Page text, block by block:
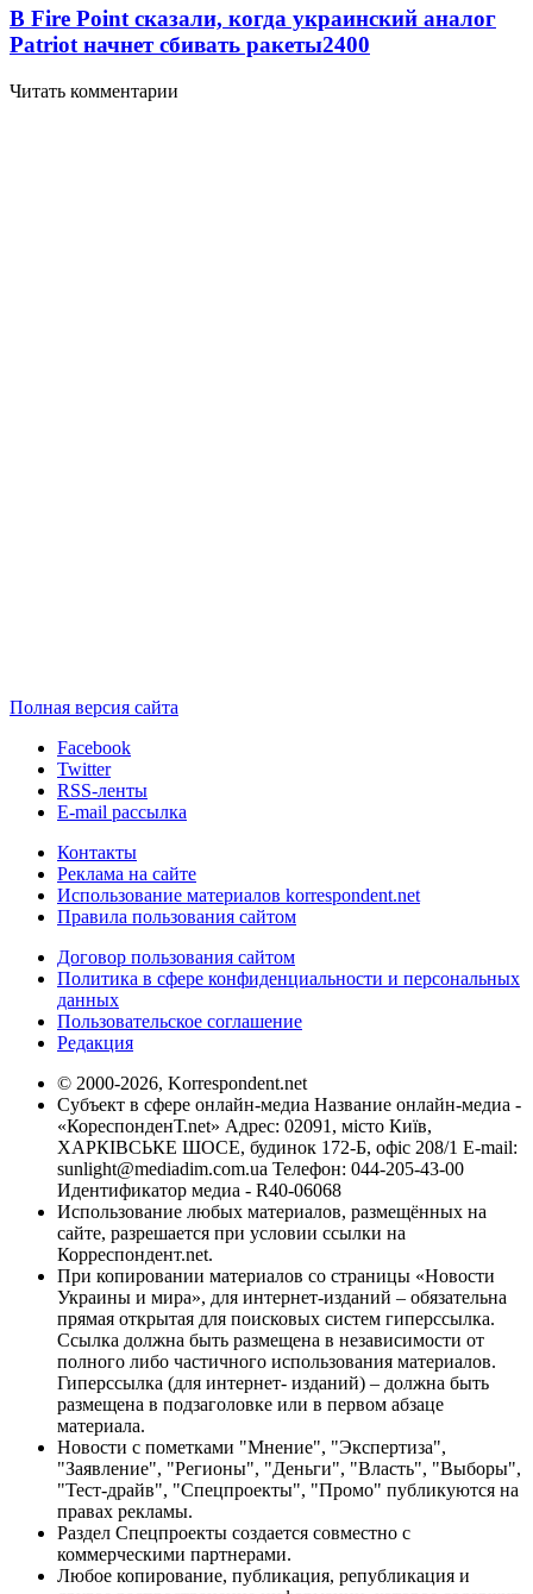
В Fire Point сказали, когда украинский аналог
Patriot начнет сбивать ракеты2400
Читать комментарии
Полная версия сайта
Facebook
Twitter
RSS-ленты
E-mail рассылка
Контакты
Реклама на сайте
Использование материалов korrespondent.net
Правила пользования сайтом
Договор пользования сайтом
Политика в сфере конфиденциальности и персональных
данных
Пользовательское соглашение
Редакция
© 2000-2026, Korrespondent.net
Субъект в сфере онлайн-медиа Название онлайн-медиа -
«КореспонденТ.net» Адрес: 02091, місто Київ,
ХАРКІВСЬКЕ ШОСЕ, будинок 172-Б, офіс 208/1 E-mail:
sunlight@mediadim.com.ua Телефон: 044-205-43-00
Идентификатор медиа - R40-06068
Использование любых материалов, размещённых на
сайте, разрешается при условии ссылки на
Корреспондент.net.
При копировании материалов со страницы «Новости
Украины и мира», для интернет-изданий – обязательна
прямая открытая для поисковых систем гиперссылка.
Ссылка должна быть размещена в независимости от
полного либо частичного использования материалов.
Гиперссылка (для интернет- изданий) – должна быть
размещена в подзаголовке или в первом абзаце
материала.
Новости с пометками "Мнение", "Экспертиза",
"Заявление", "Регионы", "Деньги", "Власть", "Выборы",
"Тест-драйв", "Спецпроекты", "Промо" публикуются на
правах рекламы.
Раздел Спецпроекты создается совместно с
коммерческими партнерами.
Любое копирование, публикация, републикация и